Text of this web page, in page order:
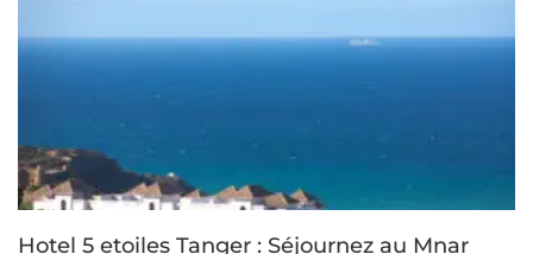
Hotel 5 etoiles Tanger : Séjournez au Mnar